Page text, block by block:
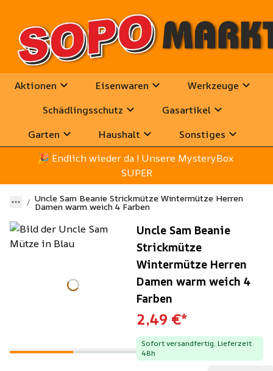
Aktionen Eisenwaren
Werkzeuge
Schädlingsschutz
Gasartikel
Garten
Haushalt
Sonstiges
🎉 Endlich wieder da ! Unsere MysteryBox
SUPER
Uncle Sam Beanie Strickmütze Wintermütze Herren
Damen warm weich 4 Farben
Uncle Sam Beanie
Strickmütze
Wintermütze Herren
Damen warm weich 4
Farben
2,49 €*
Sofort versandfertig, Lieferzeit
48h